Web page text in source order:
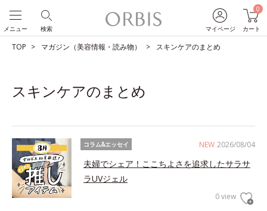
マイページ
0
カート
検索
メニュー
TOP マガジン（美容情報・読み物） スキンケアのまとめ
スキンケアのまとめ
NEW 2026/08/04
コラム&エッセイ
夫婦でシェア！ここちよさを追求したサラサ
ラUVジェル
0 view